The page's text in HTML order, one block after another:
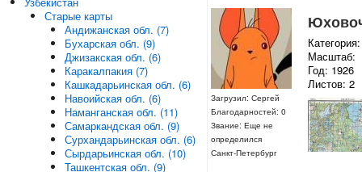
Загрузил: Сергей
Благодарностей: 0
Звание: Еще не
определился
Санкт-Петербург
Масштаб:
Год: 1926
Листов: 2
Старые карты
Андижанская обл. (7)
Бухарская обл. (9)
Джизакская обл. (6)
Каракалпакия (7)
Кашкадарьинская обл. (6)
Навоийская обл. (6)
Наманганская обл. (11)
Самаркандская обл. (9)
Сурхандарьинская обл. (6)
Сырдарьинская обл. (10)
Ташкентская обл. (9)